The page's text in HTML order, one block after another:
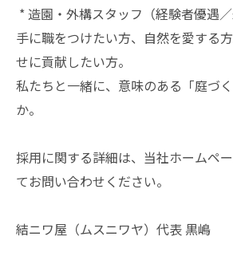
* 造園・外構スタッフ（経験者優遇／
手に職をつけたい方、自然を愛する
せに貢献したい方。
私たちと一緒に、意味のある「庭づ
か。
採用に関する詳細は、当社ホームペ
てお問い合わせください。
結ニワ屋（ムスニワヤ）代表 黒嶋